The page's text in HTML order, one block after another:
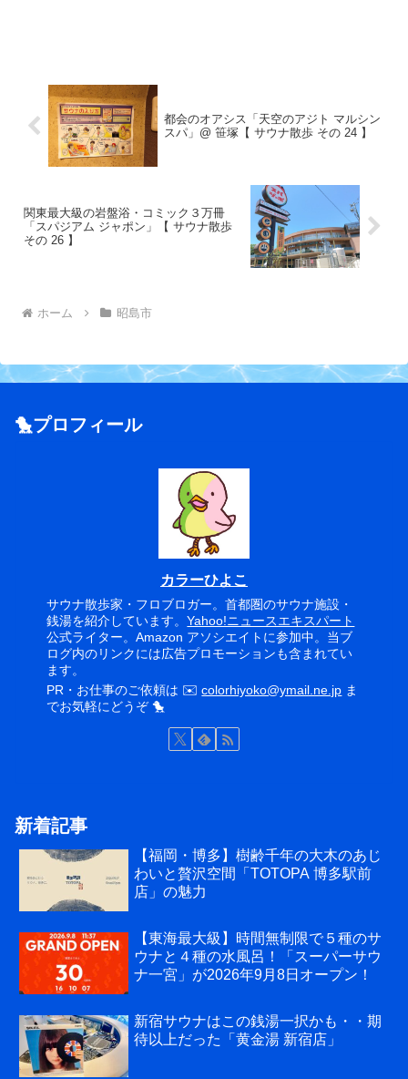
都会のオアシス「天空のアジト マルシン
スパ」@ 笹塚【 サウナ散歩 その 24 】
関東最大級の岩盤浴・コミック３万冊
「スパジアム ジャポン」【 サウナ散歩
その 26 】
ホーム 昭島市
🐤プロフィール
カラーひよこ
サウナ散歩家・フロブロガー。首都圏のサウナ施設・
銭湯を紹介しています。Yahoo!ニュースエキスパート
公式ライター。Amazon アソシエイトに参加中。当ブ
ログ内のリンクには広告プロモーションも含まれてい
ます。
PR・お仕事のご依頼は ✉️colorhiyoko@ymail.ne.jp ま
でお気軽にどうぞ 🐤
新着記事
【福岡・博多】樹齢千年の大木のあじ
わいと贅沢空間「TOTOPA 博多駅前
店」の魅力
【東海最大級】時間無制限で５種のサ
ウナと４種の水風呂！「スーパーサウ
ナ一宮」が2026年9月8日オープン！
新宿サウナはこの銭湯一択かも・・期
待以上だった「黄金湯 新宿店」